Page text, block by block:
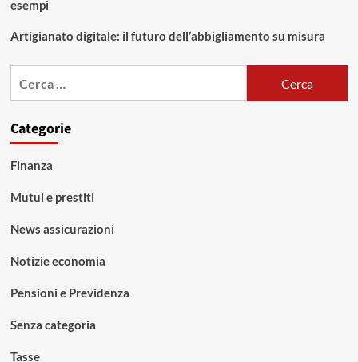
esempi
Artigianato digitale: il futuro dell’abbigliamento su misura
Categorie
Finanza
Mutui e prestiti
News assicurazioni
Notizie economia
Pensioni e Previdenza
Senza categoria
Tasse